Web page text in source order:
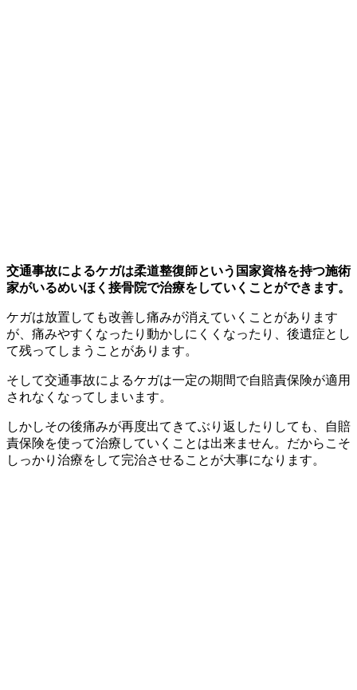
交通事故によるケガは柔道整復師という国家資格を持つ施術
家がいるめいほく接骨院で治療をしていくことができます。
ケガは放置しても改善し痛みが消えていくことがあります
が、痛みやすくなったり動かしにくくなったり、後遺症とし
て残ってしまうことがあります。
そして交通事故によるケガは一定の期間で自賠責保険が適用
されなくなってしまいます。
しかしその後痛みが再度出てきてぶり返したりしても、自賠
責保険を使って治療していくことは出来ません。だからこそ
しっかり治療をして完治させることが大事になります。